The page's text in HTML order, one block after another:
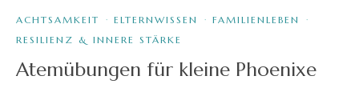
ACHTSAMKEIT · ELTERNWISSEN · FAMILIENLEBEN
·
RESILIENZ & INNERE STÄRKE
Atemübungen für kleine Phoenixe